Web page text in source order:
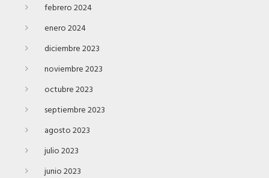
febrero 2024
enero 2024
diciembre 2023
noviembre 2023
octubre 2023
septiembre 2023
agosto 2023
julio 2023
junio 2023